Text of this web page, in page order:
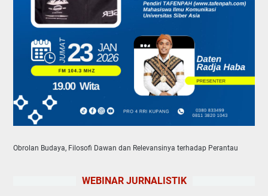
Obrolan Budaya, Filosofi Dawan dan Relevansinya terhadap Perantau
WEBINAR JURNALISTIK